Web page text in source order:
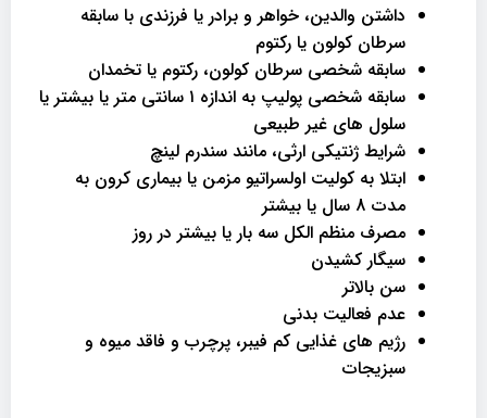
داشتن والدین، خواهر و برادر یا فرزندی با سابقه
سرطان کولون یا رکتوم
سابقه شخصی سرطان کولون، رکتوم یا تخمدان
سابقه شخصی پولیپ به اندازه ۱ سانتی متر یا بیشتر یا
سلول های غیر طبیعی
شرایط ژنتیکی ارثی، مانند سندرم لینچ
ابتلا به کولیت اولسراتیو مزمن یا بیماری کرون به
مدت 8 سال یا بیشتر
مصرف منظم الکل سه بار یا بیشتر در روز
سیگار کشیدن
سن بالاتر
عدم فعالیت بدنی
رژیم های غذایی کم فیبر، پرچرب و فاقد میوه و
سبزیجات